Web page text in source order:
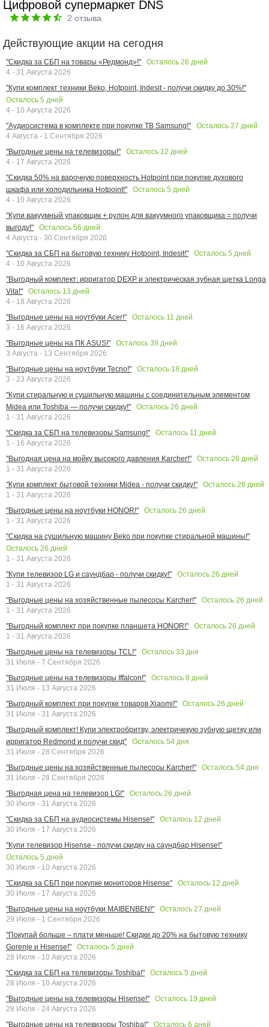
Цифровой супермаркет DNS
2 отзыва
Действующие акции на сегодня
"Скидка за СБП на товары «Редмонд»!" Осталось 26 дней
4 - 31 Августа 2026
"Купи комплект техники Beko, Hotpoint, Indesit - получи скидку до 30%!"
Осталось 5 дней
4 - 10 Августа 2026
"Аудиосистема в комплекте при покупке ТВ Samsung!"
Осталось 27 дней
4 Августа - 1 Сентября 2026
"Выгодные цены на телевизоры!"
Осталось 12 дней
4 - 17 Августа 2026
"Скидка 50% на варочную поверхность Hotpoint при покупке духового
шкафа или холодильника Hotpoint!"
Осталось 5 дней
4 - 10 Августа 2026
"Купи вакуумный упаковщик + рулон для вакуумного упаковщика = получи
выгоду!"
Осталось 56 дней
4 Августа - 30 Сентября 2026
"Скидка за СБП на бытовую технику Hotpoint, Indesit!"
Осталось 5 дней
4 - 10 Августа 2026
"Выгодный комплект: ирригатор DEXP и электрическая зубная щетка Longa
Vita!"
Осталось 13 дней
4 - 18 Августа 2026
"Выгодные цены на ноутбуки Acer!"
Осталось 11 дней
3 - 16 Августа 2026
"Выгодные цены на ПК ASUS!"
Осталось 39 дней
3 Августа - 13 Сентября 2026
"Выгодные цены на ноутбуки Tecno!"
Осталось 18 дней
3 - 23 Августа 2026
"Купи стиральную и сушильную машины с соединительным элементом
Midea или Toshiba — получи скидку!"
Осталось 26 дней
1 - 31 Августа 2026
"Скидка за СБП на телевизоры Samsung!"
Осталось 11 дней
1 - 16 Августа 2026
"Выгодная цена на мойку высокого давления Karcher!"
Осталось 26 дней
1 - 31 Августа 2026
"Купи комплект бытовой техники Midea - получи скидку!"
Осталось 26 дней
1 - 31 Августа 2026
"Выгодные цены на ноутбуки HONOR!"
Осталось 26 дней
1 - 31 Августа 2026
"Скидка на сушильную машину Beko при покупке стиральной машины!"
Осталось 26 дней
1 - 31 Августа 2026
"Купи телевизор LG и саундбар - получи скидку!"
Осталось 26 дней
1 - 31 Августа 2026
"Выгодные цены на хозяйственные пылесосы Karcher!"
Осталось 26 дней
1 - 31 Августа 2026
"Выгодный комплект при покупке планшета HONOR!"
Осталось 26 дней
1 - 31 Августа 2026
"Выгодные цены на телевизоры TCL!"
Осталось 33 дня
31 Июля - 7 Сентября 2026
"Выгодные цены на телевизоры Iffalcon!"
Осталось 8 дней
31 Июля - 13 Августа 2026
"Выгодный комплект при покупке товаров Xiaomi!"
Осталось 26 дней
31 Июля - 31 Августа 2026
"Выгодный комплект! Купи электробритву, электричекую зубную щетку или
ирригатор Redmond и получи скид"
Осталось 54 дня
31 Июля - 28 Сентября 2026
"Выгодные цены на хозяйственные пылесосы Karcher!"
Осталось 54 дня
31 Июля - 28 Сентября 2026
"Выгодная цена на телевизор LG!"
Осталось 26 дней
30 Июля - 31 Августа 2026
"Скидка за СБП на аудиосистемы Hisense!"
Осталось 12 дней
30 Июля - 17 Августа 2026
"Купи телевизор Hisense - получи скидку на саундбар Hisense!"
Осталось 5 дней
30 Июля - 10 Августа 2026
"Скидка за СБП при покупке мониторов Hisense"
Осталось 12 дней
30 Июля - 17 Августа 2026
"Выгодные цены на ноутбуки MAIBENBEN!"
Осталось 27 дней
29 Июля - 1 Сентября 2026
"Покупай больше – плати меньше! Скидки до 20% на бытовую технику
Gorenje и Hisense!"
Осталось 5 дней
28 Июля - 10 Августа 2026
"Скидка за СБП на телевизоры Toshiba!"
Осталось 5 дней
28 Июля - 10 Августа 2026
"Выгодные цены на телевизоры Hisense!"
Осталось 19 дней
28 Июля - 24 Августа 2026
"Выгодные цены на телевизоры Toshiba!"
Осталось 6 дней